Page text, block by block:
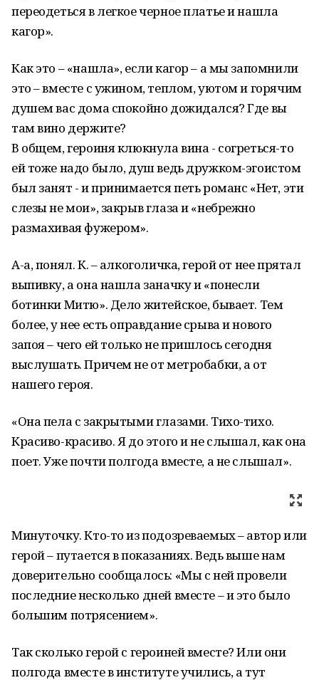
переодеться в легкое черное платье и нашла
кагор».
Как это – «нашла», если кагор – а мы запомнили
это – вместе с ужином, теплом, уютом и горячим
душем вас дома спокойно дожидался? Где вы
там вино держите?
В общем, героиня клюкнула вина - согреться-то
ей тоже надо было, душ ведь дружком-эгоистом
был занят - и принимается петь романс «Нет, эти
слезы не мои», закрыв глаза и «небрежно
размахивая фужером».
А-а, понял. К. – алкоголичка, герой от нее прятал
выпивку, а она нашла заначку и «понесли
ботинки Митю». Дело житейское, бывает. Тем
более, у нее есть оправдание срыва и нового
запоя – чего ей только не пришлось сегодня
выслушать. Причем не от метробабки, а от
нашего героя.
«Она пела с закрытыми глазами. Тихо-тихо.
Красиво-красиво. Я до этого и не слышал, как она
поет. Уже почти полгода вместе, а не слышал».
Минуточку. Кто-то из подозреваемых – автор или
герой – путается в показаниях. Ведь выше нам
доверительно сообщалось: «Мы с ней провели
последние несколько дней вместе – и это было
большим потрясением».
Так сколько герой с героиней вместе? Или они
полгода вместе в институте учились, а тут